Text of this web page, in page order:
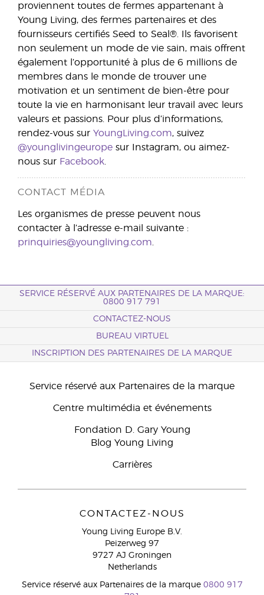
proviennent toutes de fermes appartenant à
Young Living, des fermes partenaires et des
fournisseurs certifiés Seed to Seal®. Ils favorisent
non seulement un mode de vie sain, mais offrent
également l’opportunité à plus de 6 millions de
membres dans le monde de trouver une
motivation et un sentiment de bien-être pour
toute la vie en harmonisant leur travail avec leurs
valeurs et passions. Pour plus d’informations,
rendez-vous sur YoungLiving.com, suivez
@younglivingeurope sur Instagram, ou aimez-
nous sur Facebook
CONTACT MÉDIA
Les organismes de presse peuvent nous
contacter à l’adresse e-mail suivante :
prinquiries@youngliving.com
SERVICE RÉSERVÉ AUX PARTENAIRES DE LA MARQUE:
0800 917 791
CONTACTEZ-NOUS
BUREAU VIRTUEL
INSCRIPTION DES PARTENAIRES DE LA MARQUE
Service réservé aux Partenaires de la marque
Centre multimédia et événements
Fondation D. Gary Young
Blog Young Living
Carrières
CONTACTEZ-NOUS
Young Living Europe B.V.
Peizerweg 97
9727 AJ Groningen
Netherlands
Service réservé aux Partenaires de la marque 0800 917